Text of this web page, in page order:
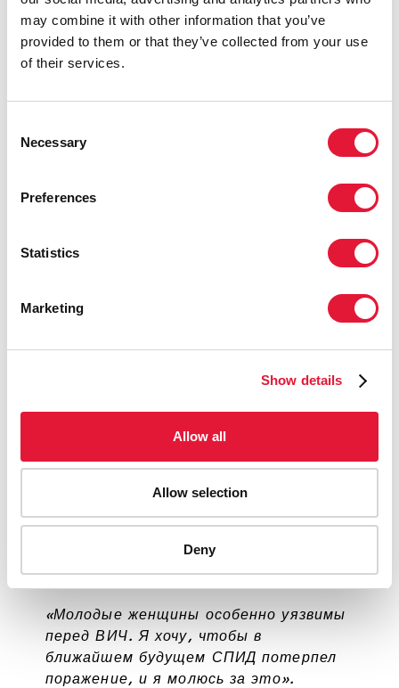
may combine it with other information that you’ve
provided to them or that they’ve collected from your use
of their services.
Selection
Necessary
Preferences
Statistics
Marketing
Show details
Allow all
Allow selection
Deny
QUOTES
«Ключевым фактором для ускорения
стране является информационная
органами власти и
заинтересованными сторонами. Она
изо дня в день, непрерывно».
RNTAP+ (ГОСУДАРСТВЕННОЙ СЕТИ ЛЮДЕЙ,
распространенности инфекции и
большей смертности».
АУА УССУМДИТИ, 2-Й ВИЦЕ-ПРЕЗИДЕНТ
«Молодые женщины особенно уязвимы
перед ВИЧ. Я хочу, чтобы в
ближайшем будущем СПИД потерпел
поражение, и я молюсь за это».